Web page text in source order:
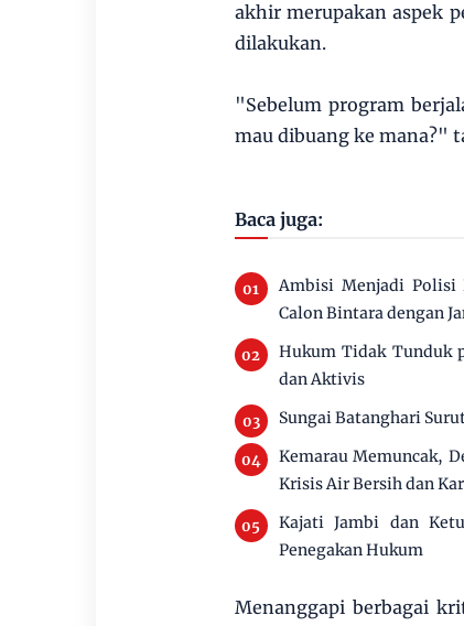
akhir merupakan aspek
dilakukan.
"Sebelum program
mau dibuang ke mana?"
Baca juga:
Ambisi Menjadi Polisi
Calon Bintara dengan
Hukum Tidak Tunduk
dan Aktivis
Sungai Batanghari
Kemarau Memuncak,
Krisis Air Bersih dan
Kajati Jambi dan
Penegakan Hukum
Menanggapi berbagai